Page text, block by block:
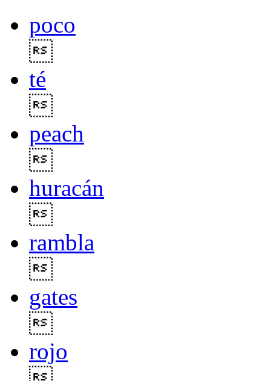
poco
té
peach
huracán
rambla
gates
rojo